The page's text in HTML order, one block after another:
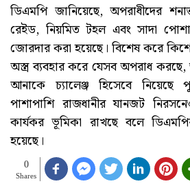
ডিএমপি জানিয়েছে, অপরাধীদের
রেইড, নিয়মিত টহল এবং সাদা
জোরদার করা হয়েছে। বিশেষ করে
অস্ত্র ব্যবহার করে যেসব অপরাধ
আনাকে চ্যালেঞ্জ হিসেবে
পাশাপাশি রাজধানীর যানজট
কার্যকর ভূমিকা রাখছে বলে
হয়েছে।
0
Shares